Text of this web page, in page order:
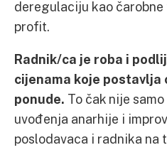
deregulaciju kao
profit.
Radnik/ca je roba i
cijenama koje postavlja
ponude. To čak nije
uvođenja anarhije i
poslodavaca i radnika na